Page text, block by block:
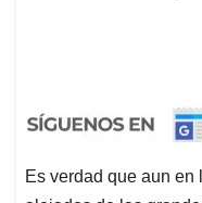
Es verdad que aun